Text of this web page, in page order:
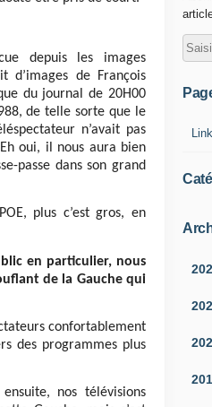
depuis les images
d’images de François
du journal de 20H00
de telle sorte que le
n’avait pas
oui, il nous aura bien
passe dans son grand
plus c’est gros, en
en particulier, nous
de la Gauche qui
confortablement
des programmes plus
nos télévisions